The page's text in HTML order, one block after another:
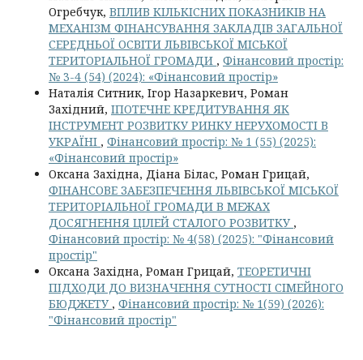
Огребчук, ВПЛИВ КІЛЬКІСНИХ ПОКАЗНИКІВ НА
МЕХАНІЗМ ФІНАНСУВАННЯ ЗАКЛАДІВ ЗАГАЛЬНОЇ
СЕРЕДНЬОЇ ОСВІТИ ЛЬВІВСЬКОЇ МІСЬКОЇ
ТЕРИТОРІАЛЬНОЇ ГРОМАДИ , Фінансовий простір:
№ 3-4 (54) (2024): «Фінансовий простір»
Наталія Ситник, Ігор Назаркевич, Роман
Західний, ІПОТЕЧНЕ КРЕДИТУВАННЯ ЯК
ІНСТРУМЕНТ РОЗВИТКУ РИНКУ НЕРУХОМОСТІ В
УКРАЇНІ , Фінансовий простір: № 1 (55) (2025):
«Фінансовий простір»
Оксана Західна, Діана Білас, Роман Грицай,
ФІНАНСОВЕ ЗАБЕЗПЕЧЕННЯ ЛЬВІВСЬКОЇ МІСЬКОЇ
ТЕРИТОРІАЛЬНОЇ ГРОМАДИ В МЕЖАХ
ДОСЯГНЕННЯ ЦІЛЕЙ СТАЛОГО РОЗВИТКУ ,
Фінансовий простір: № 4(58) (2025): "Фінансовий
простір"
Оксана Західна, Роман Грицай, ТЕОРЕТИЧНІ
ПІДХОДИ ДО ВИЗНАЧЕННЯ СУТНОСТІ СІМЕЙНОГО
БЮДЖЕТУ , Фінансовий простір: № 1(59) (2026):
"Фінансовий простір"